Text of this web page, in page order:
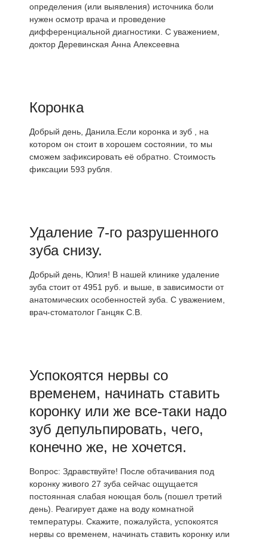
определения (или выявления) источника боли
нужен осмотр врача и проведение
дифференциальной диагностики. С уважением,
доктор Деревинская Анна Алексеевна
Коронка
Добрый день, Данила.Если коронка и зуб , на
котором он стоит в хорошем состоянии, то мы
сможем зафиксировать её обратно. Стоимость
фиксации 593 рубля.
Удаление 7-го разрушенного
зуба снизу.
Добрый день, Юлия! В нашей клинике удаление
зуба стоит от 4951 руб. и выше, в зависимости от
анатомических особенностей зуба. С уважением,
врач-стоматолог Ганцяк С.В.
Успокоятся нервы со
временем, начинать ставить
коронку или же все-таки надо
зуб депульпировать, чего,
конечно же, не хочется.
Вопрос: Здравствуйте! После обтачивания под
коронку живого 27 зуба сейчас ощущается
постоянная слабая ноющая боль (пошел третий
день). Реагирует даже на воду комнатной
температуры. Скажите, пожалуйста, успокоятся
нервы со временем, начинать ставить коронку или